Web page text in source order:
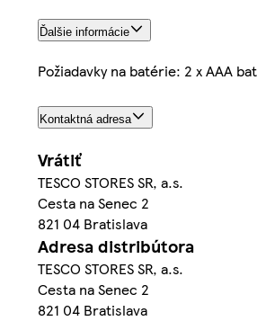
Ďalšie informácie
Požiadavky na batérie: 2 x AAA
Kontaktná adresa
Vrátiť
TESCO STORES SR, a.s.
Cesta na Senec 2
821 04 Bratislava
Adresa distribútora
TESCO STORES SR, a.s.
Cesta na Senec 2
821 04 Bratislava